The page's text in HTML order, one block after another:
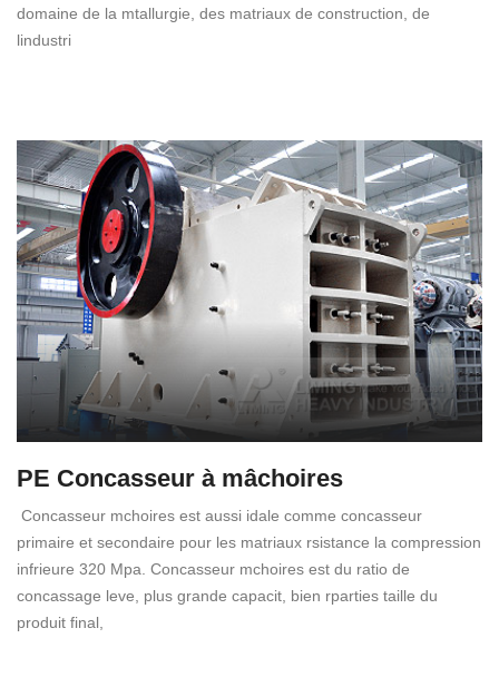
domaine de la mtallurgie, des matriaux de construction, de
lindustri
PE Concasseur à mâchoires
Concasseur mchoires est aussi idale comme concasseur
primaire et secondaire pour les matriaux rsistance la compression
infrieure 320 Mpa. Concasseur mchoires est du ratio de
concassage leve, plus grande capacit, bien rparties taille du
produit final,